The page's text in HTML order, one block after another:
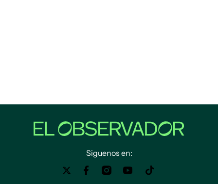
Siguenos en: